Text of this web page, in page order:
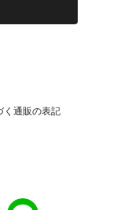
く通販の表記